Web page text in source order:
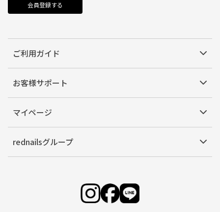
会員登録する
ご利用ガイド
お客様サポート
マイページ
rednailsグループ